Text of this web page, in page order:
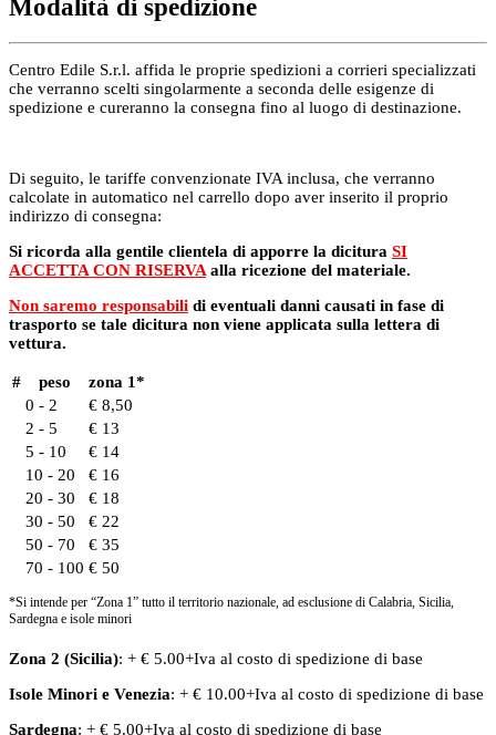
Modalità di spedizione
Centro Edile S.r.l. affida le proprie spedizioni a corrieri specializzati
che verranno scelti singolarmente a seconda delle esigenze di
spedizione e cureranno la consegna fino al luogo di destinazione.
Di seguito, le tariffe convenzionate IVA inclusa, che verranno
calcolate in automatico nel carrello dopo aver inserito il proprio
indirizzo di consegna:
Si ricorda alla gentile clientela di apporre la dicitura SI
ACCETTA CON RISERVA alla ricezione del materiale.
Non saremo responsabili di eventuali danni causati in fase di
trasporto se tale dicitura non viene applicata sulla lettera di
vettura.
# peso
zona 1*
0 - 2
€ 8,50
2 - 5
€ 13
5 - 10
€ 14
10 - 20
€ 16
20 - 30
€ 18
30 - 50
€ 22
50 - 70
€ 35
70 - 100 € 50
*Si intende per “Zona 1” tutto il territorio nazionale, ad esclusione di Calabria, Sicilia,
Sardegna e isole minori
Zona 2 (Sicilia): + € 5.00+Iva al costo di spedizione di base
Isole Minori e Venezia: + € 10.00+Iva al costo di spedizione di base
Sardegna: + € 5.00+Iva al costo di spedizione di base